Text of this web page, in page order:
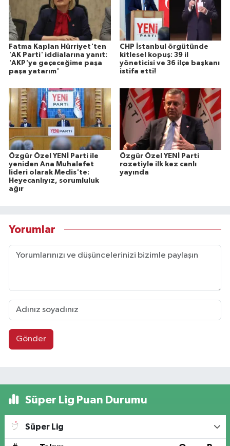
Fatma Kaplan Hürriyet'ten
'AK Parti' iddialarına yanıt:
'AKP'ye geçeceğime paşa
paşa yatarım'
CHP İstanbul örgütünde
kitlesel kopuş: 39 il
yöneticisi ve 36 ilçe başkanı
istifa etti!
Özgür Özel YENİ Parti ile
yeniden Ana Muhalefet
lideri olarak Meclis'te:
Heyecanlıyız, sorumluluk
ağır
Özgür Özel YENİ Parti
rozetiyle ilk kez canlı
yayında
Yorumlar
Gönder
Süper Lig Puan Durumu
Süper Lig